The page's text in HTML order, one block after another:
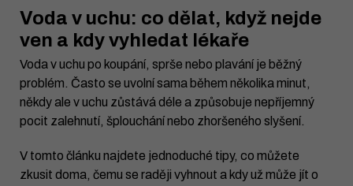
Voda v uchu: co dělat, když nejde
ven a kdy vyhledat lékaře
Voda v uchu po koupání, sprše nebo plavání je běžný
problém. Často se uvolní sama během několika minut,
někdy ale v uchu zůstává déle a způsobuje nepříjemný
pocit zalehnutí, šplouchání nebo zhoršeného slyšení.
V tomto článku najdete jednoduché tipy, co můžete
zkusit doma, čemu se raději vyhnout a kdy už může jít o